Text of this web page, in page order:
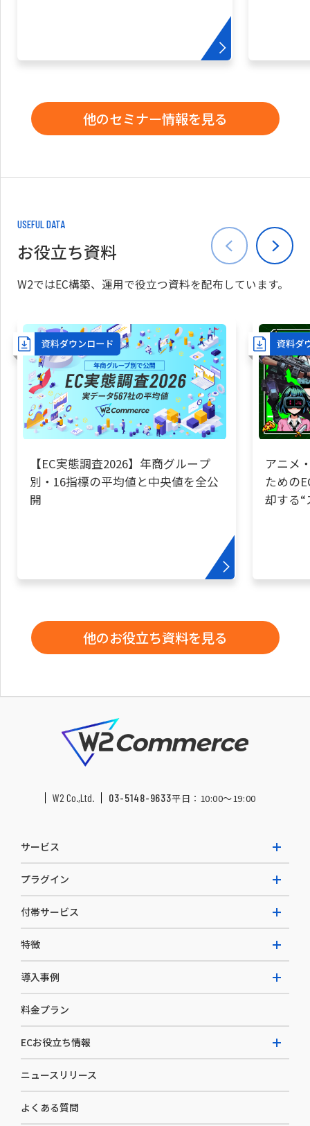
他のセミナー情報を見る
USEFUL DATA
お役立ち資料
W2ではEC構築、運用で役立つ資料を配布しています。
【EC実態調査2026】年商グループ
別・16指標の平均値と中央値を全公
開
アニメ
ための
却する
他のお役立ち資料を見る
W2 Co.,Ltd. 03-5148-9633平日：10:00〜19:00
サービス
W2 Commerce Repeat
W2 Commerce BtoB
W2 Commerce Asia
プラグイン
AI buddy
付帯サービス
EC運用構築支援・運用支援
カスタマーサクセス
セキュリティ
デザイン制作
コンサルティング
特徴
選ばれる理由
開発体制
導入事例
導入企業一覧
料金プラン
ECお役立ち情報
お役立ち資料
ニュースリリース
よくある質問